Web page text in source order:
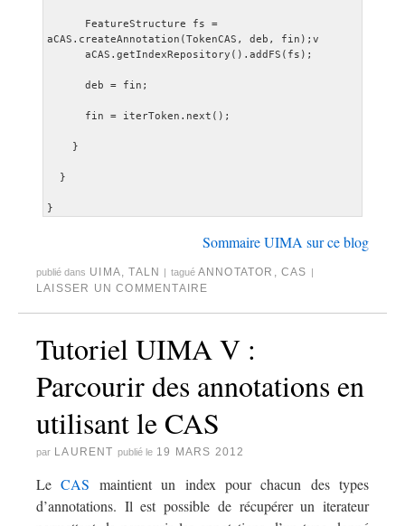
FeatureStructure fs =
aCAS.createAnnotation(TokenCAS, deb, fin);v
aCAS.getIndexRepository().addFS(fs);
deb = fin;
fin = iterToken.next();
}
}
Sommaire UIMA sur ce blog
publié dans UIMA ,TALN | tagué ANNOTATOR ,CAS |
LAISSER UN COMMENTAIRE
Tutoriel UIMA V :
Parcourir des annotations en
utilisant le CAS
par LAURENT publié le 19 MARS 2012
LeCAS maintient un index pour chacun des types
d’annotations. Il est possible de récupérer un iterateur